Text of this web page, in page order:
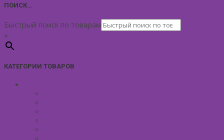
ПОИСК…
Быстрый поиск по товарам
×
КАТЕГОРИИ ТОВАРОВ